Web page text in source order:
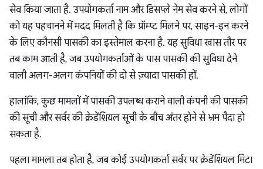
सेव किया जाता है. उपयोगकर्ता नाम और डिसप्ले नेम सेव करने से, लोगों
को यह पहचानने में मदद मिलती है कि प्रॉम्प्ट मिलने पर, साइन-इन करने
के लिए कौनसी पासकी का इस्तेमाल करना है. यह सुविधा खास तौर पर
तब काम आती है, जब उपयोगकर्ताओं के पास पासकी की सुविधा देने
वाली अलग-अलग कंपनियों की दो से ज़्यादा पासकी हों.
हालांकि, कुछ मामलों में पासकी उपलब्ध कराने वाली कंपनी की पासकी
की सूची और सर्वर की क्रेडेंशियल सूची के बीच अंतर होने से भ्रम पैदा हो
सकता है.
पहला मामला तब होता है, जब कोई उपयोगकर्ता सर्वर पर क्रेडेंशियल मिटा